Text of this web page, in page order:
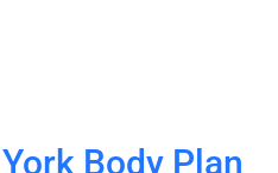
Body Plan